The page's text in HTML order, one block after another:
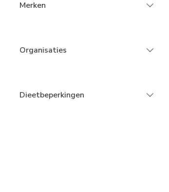
Merken
Organisaties
Dieetbeperkingen